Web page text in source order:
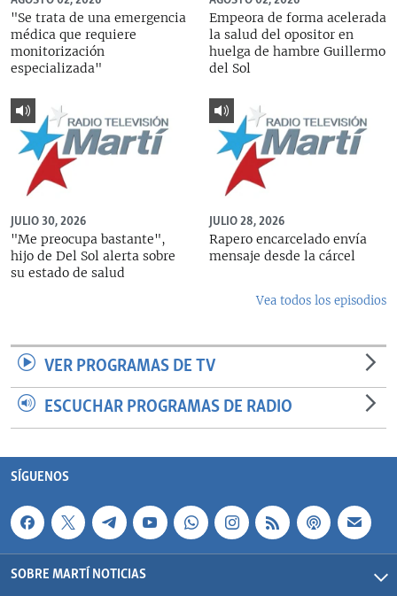
"Se trata de una emergencia
médica que requiere
monitorización
especializada"
Empeora de forma acelerada
la salud del opositor en
huelga de hambre Guillermo
del Sol
JULIO 30, 2026
"Me preocupa bastante",
hijo de Del Sol alerta sobre
su estado de salud
JULIO 28, 2026
Rapero encarcelado envía
mensaje desde la cárcel
Vea todos los episodios
VER PROGRAMAS DE TV
ESCUCHAR PROGRAMAS DE RADIO
SÍGUENOS
SOBRE MARTÍ NOTICIAS